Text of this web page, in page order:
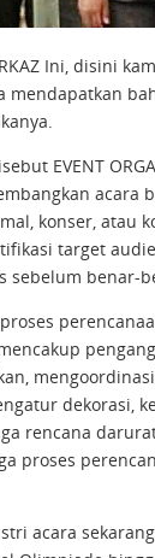
Ini, disini
mendapatkan
EVENT
acara
konser, atau
target
sebelum benar-
proses
dekorasi,
rencana
proses
acara